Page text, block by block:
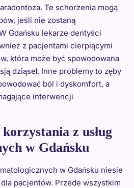
Te schorzenia mogą
jeśli nie zostaną
Gdańsku lekarze dentyści
z pacjentami cierpiącymi
która może być spowodowana
dziąseł. Inne problemy to zęby
ból i dyskomfort, a
interwencji
z usług
w Gdańsku
w Gdańsku niesie
pacjentów. Przede wszystkim